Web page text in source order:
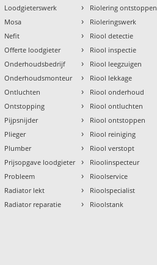
Loodgieterswerk
Mosa
Nefit
Offerte loodgieter
Onderhoudsbedrijf
Onderhoudsmonteur
Ontluchten
Ontstopping
Pijpsnijder
Plieger
Plumber
Prijsopgave loodgieter
Probleem
Radiator lekt
Radiator reparatie
› Riolering ontstoppen
› Rioleringswerk
› Riool detectie
› Riool inspectie
› Riool leegzuigen
› Riool lekkage
› Riool onderhoud
› Riool ontluchten
› Riool ontstoppen
› Riool reiniging
› Riool verstopt
› Rioolinspecteur
› Rioolservice
› Rioolspecialist
› Rioolstank